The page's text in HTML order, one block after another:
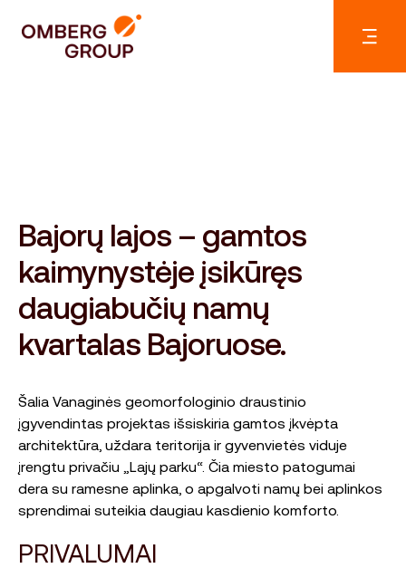
Bajorų lajos – gamtos
kaimynystėje įsikūręs
daugiabučių namų
kvartalas Bajoruose.
Šalia Vanaginės geomorfologinio draustinio
įgyvendintas projektas išsiskiria gamtos įkvėpta
architektūra, uždara teritorija ir gyvenvietės viduje
įrengtu privačiu „Lajų parku“. Čia miesto patogumai
dera su ramesne aplinka, o apgalvoti namų bei aplinkos
sprendimai suteikia daugiau kasdienio komforto.
PRIVALUMAI